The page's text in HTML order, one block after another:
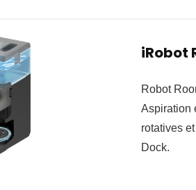
iRobot
Robot
Aspiration
rotatives
Dock.